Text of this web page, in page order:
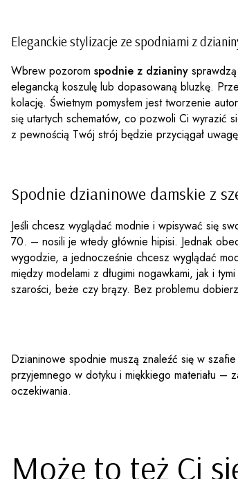
Eleganckie stylizacje ze spodniami z
Wbrew pozorom spodnie z dzianiny
elegancką koszulę lub dopasowaną bluzkę.
kolację. Świetnym pomysłem jest tworzenie
się utartych schematów, co pozwoli Ci wyrazić
z pewnością Twój strój będzie przyciągał
Spodnie dzianinowe damskie z
Jeśli chcesz wyglądać modnie i wpisywać się
70. – nosili je wtedy głównie hipisi. Jednak
wygodzie, a jednocześnie chcesz wyglądać
między modelami z długimi nogawkami, jak i
szarości, beże czy brązy. Bez problemu
Dzianinowe spodnie muszą znaleźć się w
przyjemnego w dotyku i miękkiego materiału –
oczekiwania.
Może to też Ci